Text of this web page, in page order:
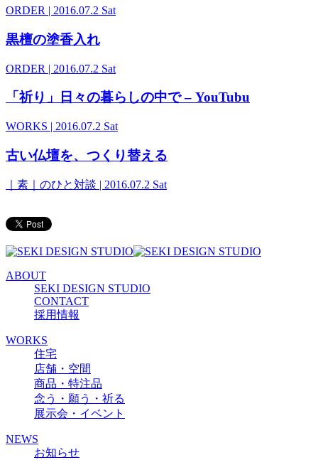
ORDER | 2016.07.2 Sat
黒檀の塗香入れ
ORDER | 2016.07.2 Sat
「祈り」日々の暮らしの中で – YouTubu
WORKS | 2016.07.2 Sat
古い仏壇を、つくり替える
｜素｜のひと対談 | 2016.07.2 Sat
ABOUT
SEKI DESIGN STUDIO
CONTACT
採用情報
WORKS
住宅
店舗・空間
商品・特注品
念う・願う・祈る
展示会・イベント
NEWS
お知らせ